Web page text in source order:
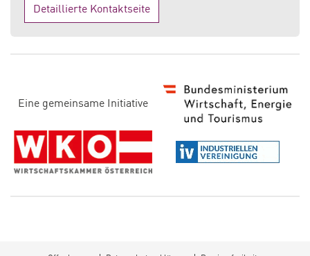
Detaillierte Kontaktseite
Eine gemeinsame Initiative